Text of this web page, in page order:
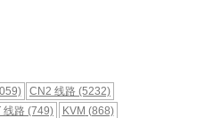
CN2 线路 (5232)
线路 (749) KVM (868)